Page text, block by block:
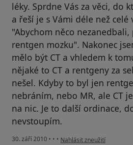
léky. Sprdne Vás za věci, do
a řeší je s Vámi déle než celé
"Abychom něco nezanedbali,
rentgen mozku". Nakonec
mělo být CT a vhledem k
nějaké to CT a rentgeny za
nešel. Kdyby to byl jen
nebráním, nebo MR, ale CT
na nic. Je to další ordinace,
nevstoupím.
30. září 2010 • • • podle názoru uživatele
Nahlásit zneužití